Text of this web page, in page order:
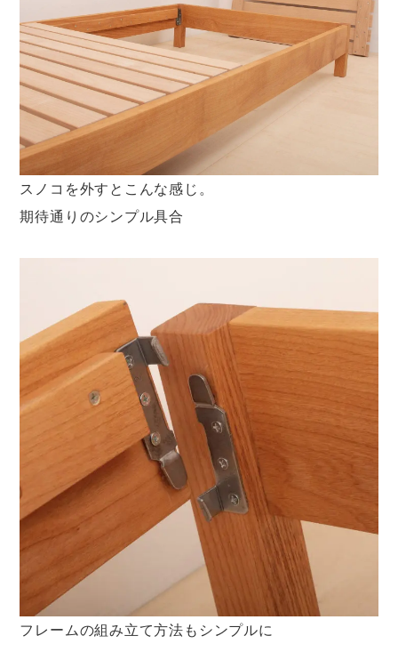
スノコを外すとこんな感じ。
期待通りのシンプル具合
フレームの組み立て方法もシンプルに